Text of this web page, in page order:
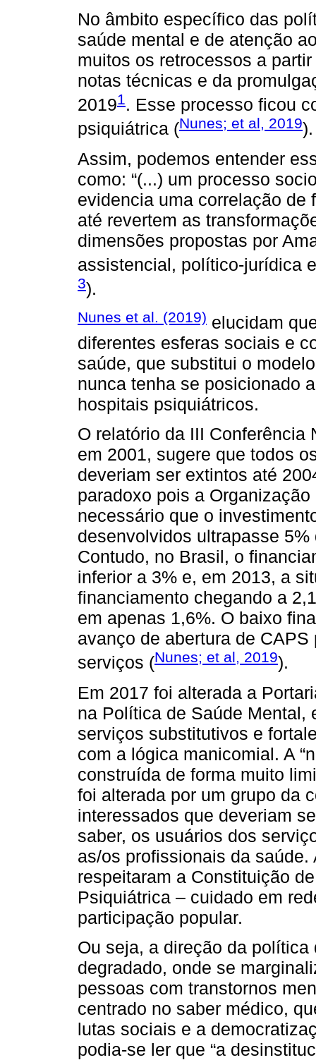
No âmbito específico das
saúde mental e de atenção
muitos os retrocessos a
notas técnicas e da
20191. Esse processo ficou
psiquiátrica (Nunes; et al, 2019).
Assim, podemos entender
como: “(...) um processo
evidencia uma correlação de
até revertem as
dimensões propostas por
assistencial, político-jurídica
3).
Nunes et al. (2019) elucidam
diferentes esferas sociais e
saúde, que substitui o
nunca tenha se posicionado
hospitais psiquiátricos.
O relatório da III Conferência
em 2001, sugere que todos
deveriam ser extintos até
paradoxo pois a
necessário que o
desenvolvidos ultrapasse
Contudo, no Brasil, o
inferior a 3% e, em 2013, a
financiamento chegando a
em apenas 1,6%. O baixo
avanço de abertura de
serviços (Nunes; et al, 2019).
Em 2017 foi alterada a
na Política de Saúde Mental,
serviços substitutivos e
com a lógica manicomial. A
construída de forma muito
foi alterada por um grupo da
interessados que deveriam
saber, os usuários dos
as/os profissionais da
respeitaram a Constituição
Psiquiátrica – cuidado em
participação popular.
Ou seja, a direção da
degradado, onde se
pessoas com transtornos
centrado no saber médico,
lutas sociais e a
podia-se ler que “a